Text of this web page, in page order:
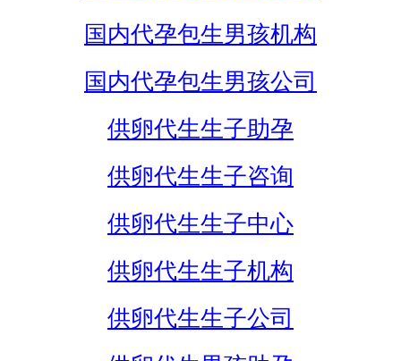
国内代孕包生男孩机构
国内代孕包生男孩公司
供卵代生生子助孕
供卵代生生子咨询
供卵代生生子中心
供卵代生生子机构
供卵代生生子公司